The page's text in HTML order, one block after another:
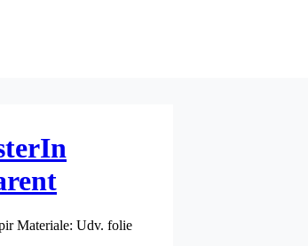
Materiale: Udv. folie